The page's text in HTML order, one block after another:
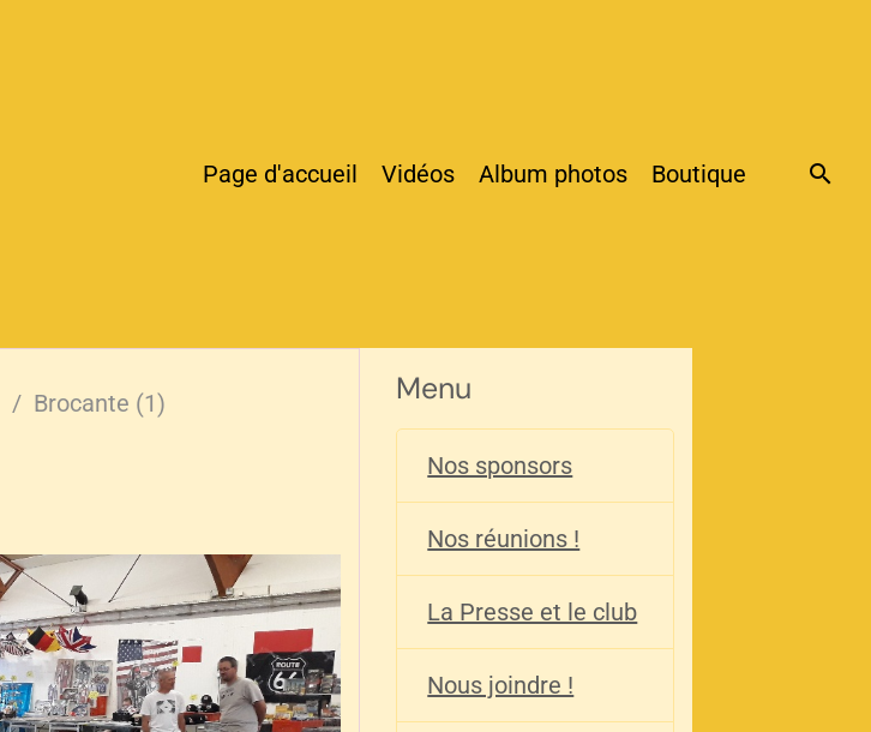
Page d'accueil Vidéos Album photos Boutique
Brocante (1) Menu
Nos sponsors
Nos réunions !
La Presse et le club
Nous joindre !